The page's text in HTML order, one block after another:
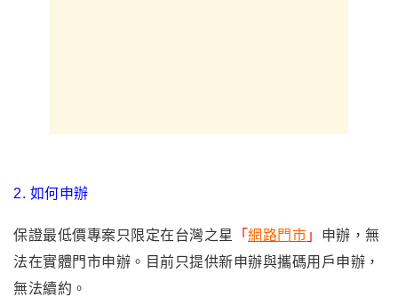
2. 如何申辦
保證最低價專案只限定在台灣之星 「 網路門市 」 申辦，無
法在實體門市申辦 。 目前只提供新申辦與攜碼用戶申辦，
無法續約。